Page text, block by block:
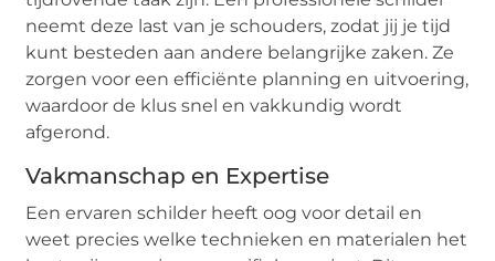
neemt deze last van je schouders, zodat jij je tijd
kunt besteden aan andere belangrijke zaken. Ze
zorgen voor een efficiënte planning en uitvoering,
waardoor de klus snel en vakkundig wordt
afgerond.
Vakmanschap en Expertise
Een ervaren schilder heeft oog voor detail en
weet precies welke technieken en materialen het